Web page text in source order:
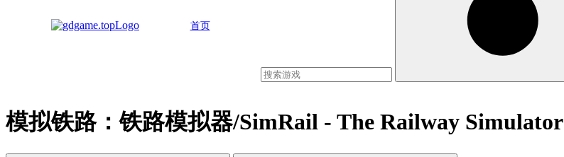
首页
模拟铁路：铁路模拟器/SimRail - The Railway Simulator